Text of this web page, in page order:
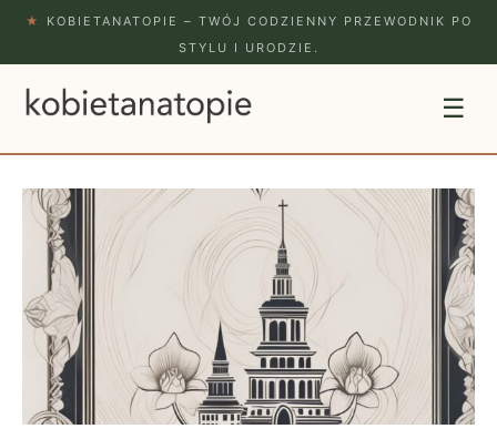
★
KOBIETANATOPIE – TWÓJ CODZIENNY PRZEWODNIK PO
STYLU I URODZIE.
☰